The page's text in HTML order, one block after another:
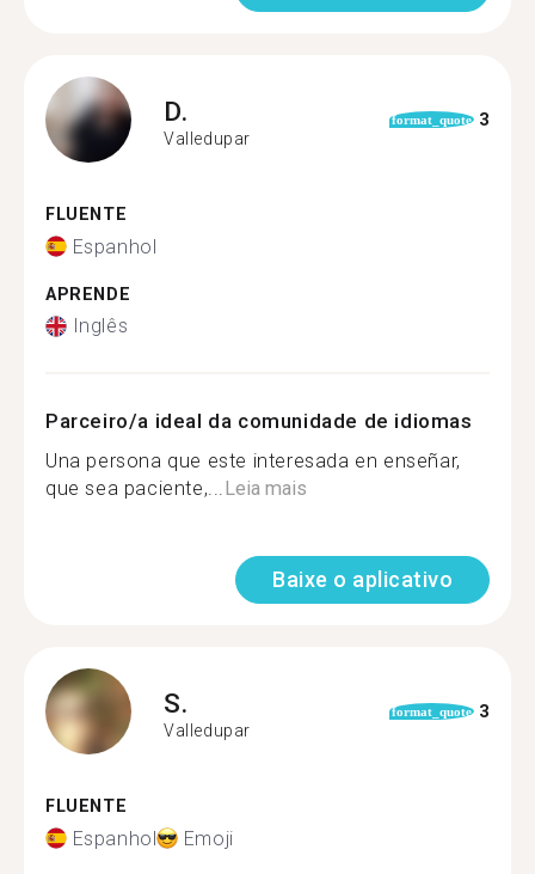
D.
Valledupar
format_quote 3
FLUENTE
Espanhol
APRENDE
Inglês
Parceiro/a ideal da comunidade de idiomas
Una persona que este interesada en enseñar,
que sea paciente,...Leia mais
Baixe o aplicativo
S.
Valledupar
format_quote 3
FLUENTE
Espanhol Emoji